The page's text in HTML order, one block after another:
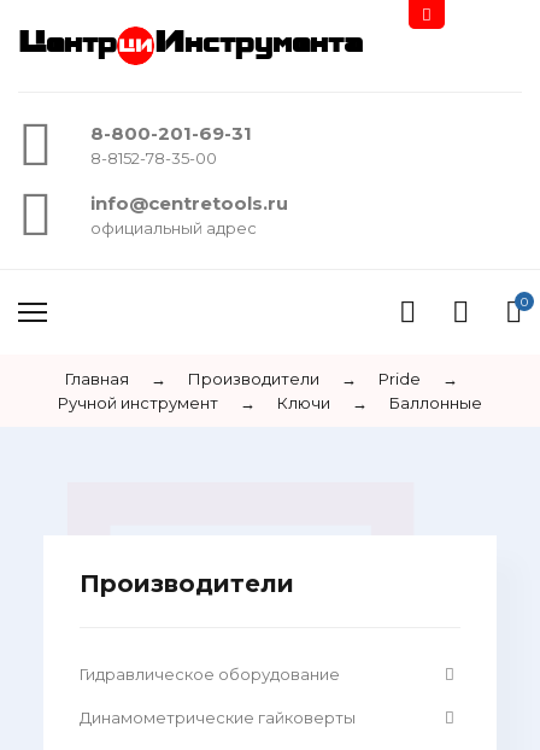
Центр Инструмента
8-800-201-69-31
8-8152-78-35-00
info@centretools.ru
официальный адрес
0
Главная → Производители → Pride
→
Ручной инструмент
→ Ключи → Баллонные
Производители
Гидравлическое оборудование
Динамометрические гайковерты